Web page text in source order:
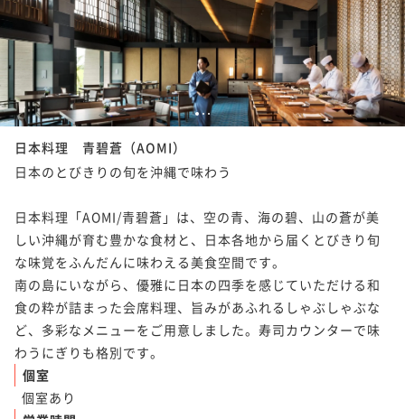
123
日本料理 青碧蒼（AOMI）
日本のとびきりの旬を沖縄で味わう
日本料理「AOMI/青碧蒼」は、空の青、海の碧、山の蒼が美
しい沖縄が育む豊かな食材と、日本各地から届くとびきり旬
な味覚をふんだんに味わえる美食空間です。
南の島にいながら、優雅に日本の四季を感じていただける和
食の粋が詰まった会席料理、旨みがあふれるしゃぶしゃぶな
ど、多彩なメニューをご用意しました。寿司カウンターで味
個室
個室あり